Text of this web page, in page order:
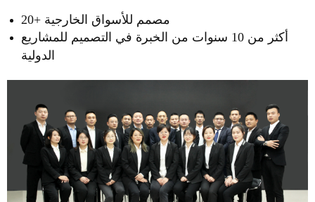
20+ مصمم للأسواق الخارجية
أكثر من 10 سنوات من الخبرة في التصميم للمشاريع